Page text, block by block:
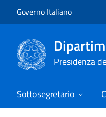
Governo Italiano
Presidenza
Sottosegretario